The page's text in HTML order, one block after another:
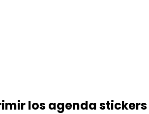
los agenda stickers